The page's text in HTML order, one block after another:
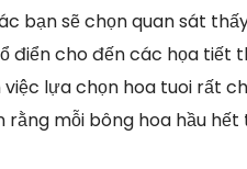
bạn sẽ chọn quan sát
điển cho đến các họa tiết
lựa chọn hoa tuoi rất
rằng mỗi bông hoa hầu